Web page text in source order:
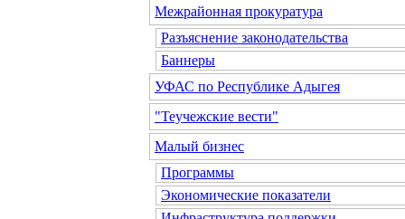
Межрайонная прокуратура
Разъяснение законодательства
Баннеры
УФАС по Республике Адыгея
"Теучежские вести"
Малый бизнес
Программы
Экономические показатели